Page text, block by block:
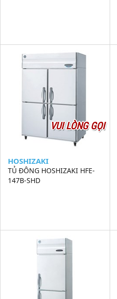
VUI LÒNG GỌI
HOSHIZAKI
TỦ ĐÔNG HOSHIZAKI HFE-
147B-SHD